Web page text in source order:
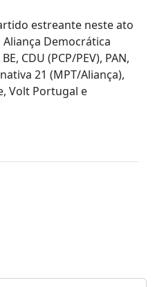
estreante neste ato
Democrática
CDU (PCP/PEV), PAN,
21 (MPT/Aliança),
Volt Portugal e